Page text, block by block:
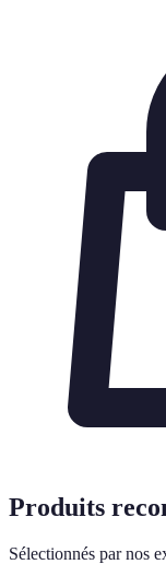
Produits
Sélectionnés par nos